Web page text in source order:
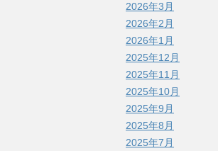
2026年3月
2026年2月
2026年1月
2025年12月
2025年11月
2025年10月
2025年9月
2025年8月
2025年7月